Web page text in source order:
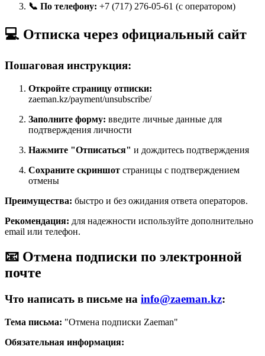
📞 По телефону: +7 (717) 276-05-61 (с оператором)
💻 Отписка через официальный сайт
Пошаговая инструкция:
Откройте страницу отписки:
zaeman.kz/payment/unsubscribe/
Заполните форму: введите личные данные для
подтверждения личности
Нажмите "Отписаться" и дождитесь подтверждения
Сохраните скриншот страницы с подтверждением
отмены
Преимущества: быстро и без ожидания ответа операторов.
Рекомендация: для надежности используйте дополнительно
email или телефон.
📧 Отмена подписки по электронной
почте
Что написать в письме на info@zaeman.kz:
Тема письма: "Отмена подписки Zaeman"
Обязательная информация: